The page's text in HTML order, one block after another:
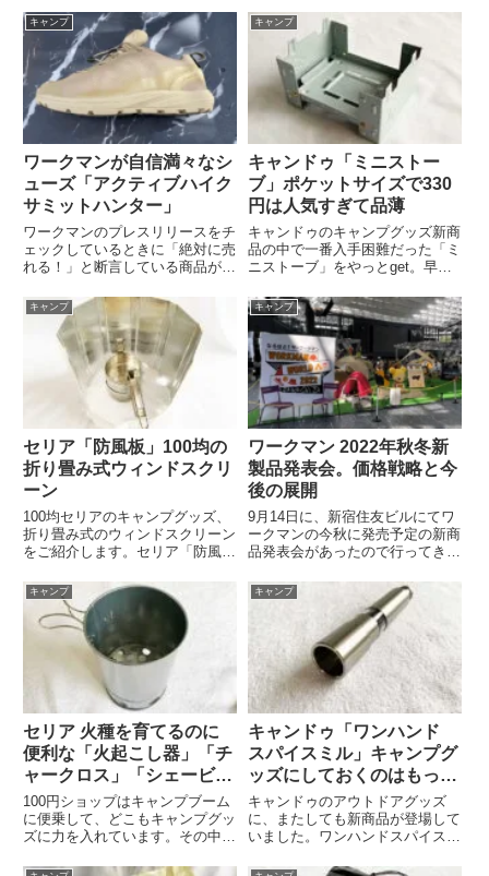
キャンプ
ワークマンが自信満々なシ
ューズ「アクティブハイク
サミットハンター」
ワークマンのプレスリリースをチ
ェックしているときに「絶対に売
れる！」と断言している商品があ
チェックしてきました。ワークマ
ン「アクティブハイクサミットハ
ンター」【絶対に売れる!!】ミリ
オンセラーから枝分かれした派...
キャンプ
キャンドゥ「ミニストー
ブ」ポケットサイズで330
円は人気すぎて品薄
キャンドゥのキャンプグッズ新商
品の中で一番入手困難だった「ミ
ニストーブ」をやっとget。早速
ンドゥ「ミニストーブ」330円
100円ショップキャンドゥのキャ
ンプグッズ新商品「ミニストー
ブ」。手軽に使えるポケット...
キャンプ
セリア「防風板」100均の
折り畳み式ウィンドスクリ
ーン
100均セリアのキャンプグッズ、
折り畳み式のウィンドスクリーン
をご紹介します。セリア「防風
実していた100均セリアの「防風
板」。110円です。中には防風板
とピン3本が入っています。サイ
ズは84.5×25cm。両...
キャンプ
ワークマン 2022年秋冬新
製品発表会。価格戦略と今
後の展開
9月14日に、新宿住友ビルにてワ
ークマンの今秋に発売予定の新商
品発表会があったので行ってきま
戦略についての重大発表が行われ
たので、その内容について記録し
ておきます。ワークマン 価格戦
略についての重大発表とは端的...
キャンプ
セリア 火種を育てるのに
便利な「火起こし器」「チ
ャークロス」「シェービン
グウッドチップ」
100円ショップはキャンプブーム
に便乗して、どこもキャンプグッ
ズに力を入れています。その中で
からキャンプグッズを多く取り扱
キャンプ
キャンドゥ「ワンハンド
スパイスミル」キャンプグ
ッズにしておくのはもった
いない！
キャンドゥのアウトドアグッズ
に、またしても新商品が登場して
いました。ワンハンドスパイスミ
コーナーにあったのは「ワンハン